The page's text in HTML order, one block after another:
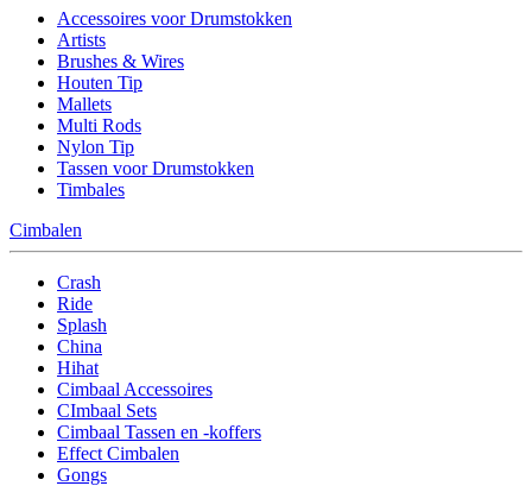
Accessoires voor Drumstokken
Artists
Brushes & Wires
Houten Tip
Mallets
Multi Rods
Nylon Tip
Tassen voor Drumstokken
Timbales
Cimbalen
Crash
Ride
Splash
China
Hihat
Cimbaal Accessoires
CImbaal Sets
Cimbaal Tassen en -koffers
Effect Cimbalen
Gongs